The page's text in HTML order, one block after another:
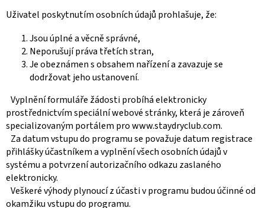
Uživatel poskytnutím osobních údajů prohlašuje, že:
Jsou úplné a věcně správné,
Neporušují práva třetích stran,
Je obeznámen s obsahem nařízení a zavazuje se
dodržovat jeho ustanovení.
Vyplnění formuláře žádosti probíhá elektronicky
prostřednictvím speciální webové stránky, která je zároveň
specializovaným portálem pro www.staydryclub.com.
Za datum vstupu do programu se považuje datum registrace
přihlášky účastníkem a vyplnění všech osobních údajů v
systému a potvrzení autorizačního odkazu zaslaného
elektronicky.
Veškeré výhody plynoucí z účasti v programu budou účinné od
okamžiku vstupu do programu.